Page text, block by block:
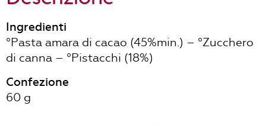
Ingredienti
°Pasta amara di cacao (45%min.) – °Zucchero
di canna – °Pistacchi (18%)
Confezione
60 g